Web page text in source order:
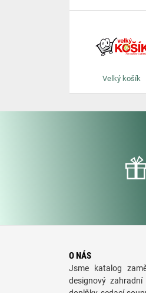
Velký košík
O NÁS
Jsme katalog
designový